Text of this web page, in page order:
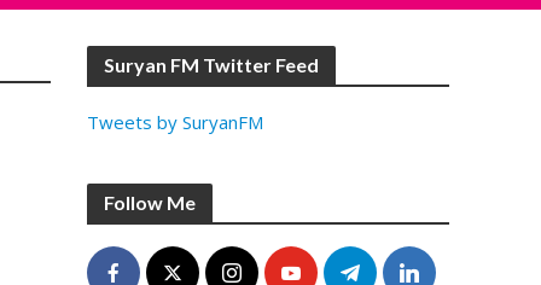
Suryan FM Twitter Feed
Tweets by SuryanFM
Follow Me